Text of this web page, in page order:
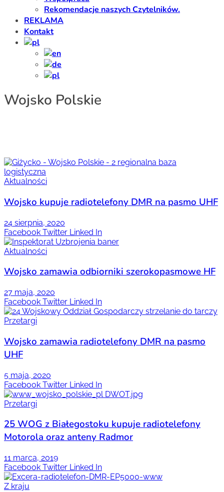
Rekomendacje naszych Czytelników.
REKLAMA
Kontakt
Wojsko Polskie
Aktualności
Wojsko kupuje radiotelefony DMR na pasmo UHF
24 sierpnia, 2020
Facebook Twitter Linked In
Aktualności
Wojsko zamawia odbiorniki szerokopasmowe HF
27 maja, 2020
Facebook Twitter Linked In
Przetargi
Wojsko zamawia radiotelefony DMR na pasmo
UHF
5 maja, 2020
Facebook Twitter Linked In
Przetargi
25 WOG z Białegostoku kupuje radiotelefony
Motorola oraz anteny Radmor
11 marca, 2019
Facebook Twitter Linked In
Z kraju